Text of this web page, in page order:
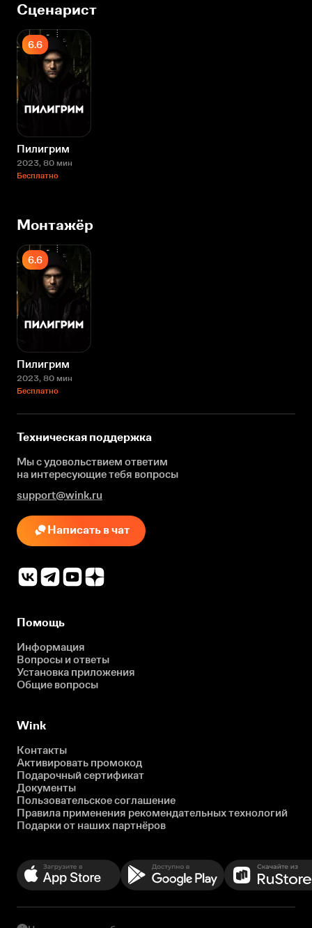
Сценарист
6.6
Пилигрим
2023, 80 мин
Бесплатно
Монтажёр
6.6
Пилигрим
2023, 80 мин
Бесплатно
Техническая поддержка
Мы с удовольствием ответим
на интересующиетебя вопросы
support@wink.ru
Написать в чат
Помощь
Информация
Вопросы и ответы
Установка приложения
Общие вопросы
Wink
Контакты
Активировать промокод
Подарочный сертификат
Документы
Пользовательское соглашение
Правила применения рекомендательных технологий
Подарки от наших партнёров